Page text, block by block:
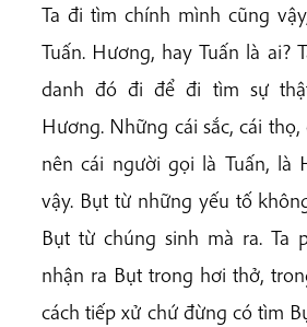
Ta đi tìm chính mình cũng
Tuấn. Hương, hay Tuấn là ai?
danh đó đi để đi tìm sự
Hương. Những cái sắc, cái thọ,
nên cái người gọi là Tuấn, là
vậy. Bụt từ những yếu tố
Bụt từ chúng sinh mà ra. Ta
nhận ra Bụt trong hơi thở,
cách tiếp xử chứ đừng có tìm